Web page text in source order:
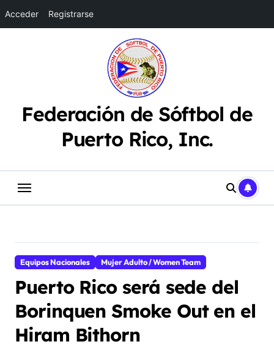
Acceder Registrarse
Federación de Sóftbol de
Puerto Rico, Inc.
Equipos Nacionales Mujer Adulto / Women Team
Puerto Rico será sede del
Borinquen Smoke Out en el
Hiram Bithorn